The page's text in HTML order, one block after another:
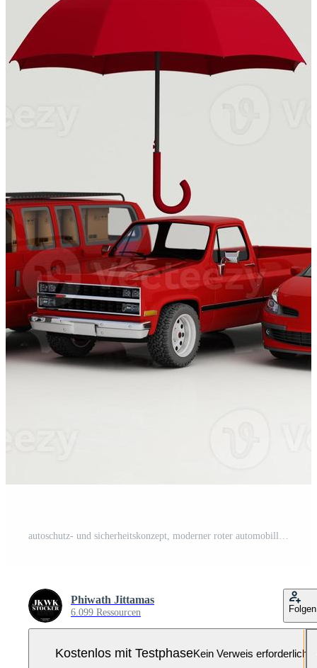
Phiwath Jittamas
6.099 Ressourcen Folgen
Kostenlos mit TestphaseKein Verweis erforderlich